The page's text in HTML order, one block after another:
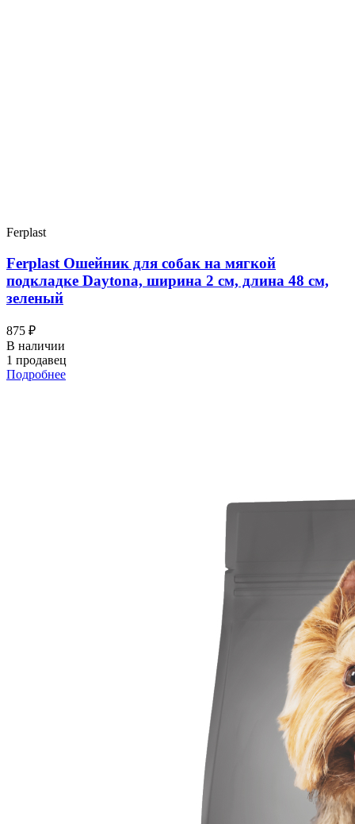
Ferplast
Ferplast Ошейник для собак на мягкой
подкладке Daytona, ширина 2 см, длина 48 см,
зеленый
875 ₽
В наличии
1 продавец
Подробнее